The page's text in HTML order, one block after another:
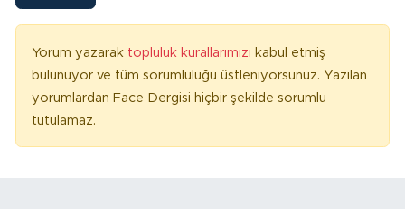
Yorum yazarak topluluk kurallarımızı kabul etmiş
bulunuyor ve tüm sorumluluğu üstleniyorsunuz. Yazılan
yorumlardan Face Dergisi hiçbir şekilde sorumlu
tutulamaz.